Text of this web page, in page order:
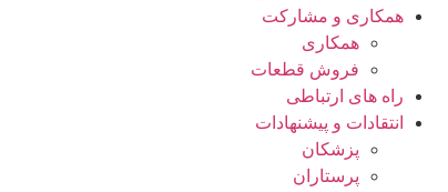
همکاری و مشارکت
همکاری
فروش قطعات
راه های ارتباطی
انتقادات و پيشنهادات
پزشكان
پرستاران